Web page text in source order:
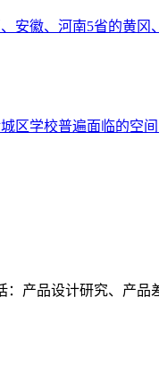
徽、河南5省的黄冈
区学校普遍面临的空
产品设计研究、产品